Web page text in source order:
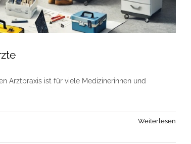
Arztpraxis ist für viele Medizinerinnen und
Weiterlesen